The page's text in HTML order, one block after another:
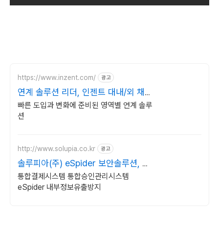
https://www.inzent.com/ 광고
연계 솔루션 리더, 인젠트 대내/외 채널
맞춤형 연계
빠른 도입과 변화에 준비된 영역별 연계 솔루
션
http://www.solupia.co.kr 광고
솔루피아(주) eSpider 보안솔루션, 내
부정보유출방지
통합결제시스템 통합승인관리시스템
eSpider 내부정보유출방지